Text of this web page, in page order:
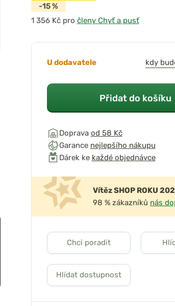
přehrát video
-15 %
pro členy Chyť a pusť
U dodavatele kdy
Přidat do košíku
Doprava od 58 Kč
Garance nejlepšího nákupu
Dárek ke každé objednávce
Vítěz SHOP ROKU
98 % zákazníků nás
Chci poradit
Hlídat dostupnost